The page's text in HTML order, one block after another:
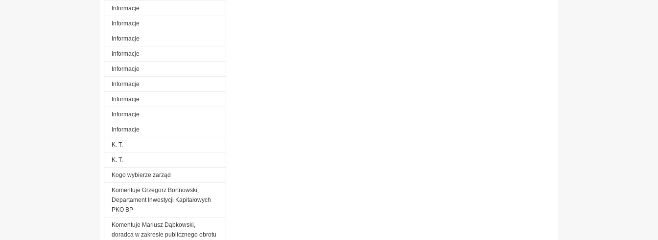
Informacje
Informacje
Informacje
Informacje
Informacje
Informacje
Informacje
Informacje
Informacje
K. T.
K. T.
Kogo wybierze zarząd
Komentuje Grzegorz Bortnowski,
Departament Inwestycji Kapitałowych
PKO BP
Komentuje Mariusz Dąbkowski,
doradca w zakresie publicznego obrotu